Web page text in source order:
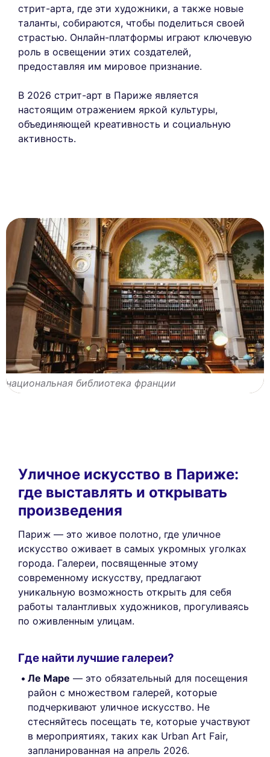
стрит-арта, где эти художники, а также новые
таланты, собираются, чтобы поделиться своей
страстью. Онлайн-платформы играют ключевую
роль в освещении этих создателей,
предоставляя им мировое признание.
В 2026 стрит-арт в Париже является
настоящим отражением яркой культуры,
объединяющей креативность и социальную
активность.
национальная библиотека франции
Уличное искусство в Париже:
где выставлять и открывать
произведения
Париж — это живое полотно, где уличное
искусство оживает в самых укромных уголках
города. Галереи, посвященные этому
современному искусству, предлагают
уникальную возможность открыть для себя
работы талантливых художников, прогуливаясь
по оживленным улицам.
Где найти лучшие галереи?
Ле Маре — это обязательный для посещения
район с множеством галерей, которые
подчеркивают уличное искусство. Не
стесняйтесь посещать те, которые участвуют
в мероприятиях, таких как Urban Art Fair,
запланированная на апрель 2026.